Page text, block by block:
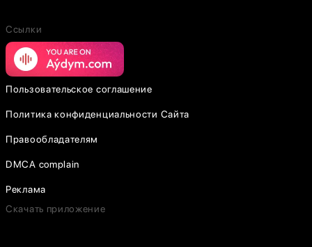
Ссылки
Пользовательское соглашение
Политика конфиденциальности Сайта
Правообладателям
DMCA complain
Реклама
Скачать приложение